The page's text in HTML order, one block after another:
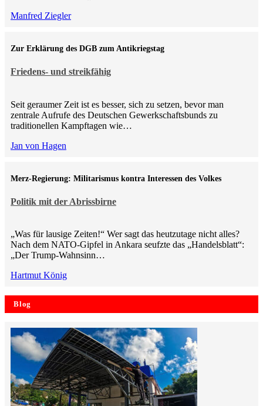
Manfred Ziegler
Friedens- und streikfähig
Zur Erklärung des DGB zum Antikriegstag
Seit geraumer Zeit ist es besser, sich zu setzen, bevor man
zentrale Aufrufe des Deutschen Gewerkschaftsbunds zu
traditionellen Kampftagen wie…
Jan von Hagen
Politik mit der Abrissbirne
Merz-Regierung: Militarismus kontra Inte­ressen des Volkes
„Was für lausige Zeiten!“ Wer sagt das heutzutage nicht alles?
Nach dem NATO-Gipfel in Ankara seufzte das „Handelsblatt“:
„Der Trump-Wahnsinn…
Hartmut König
Blog